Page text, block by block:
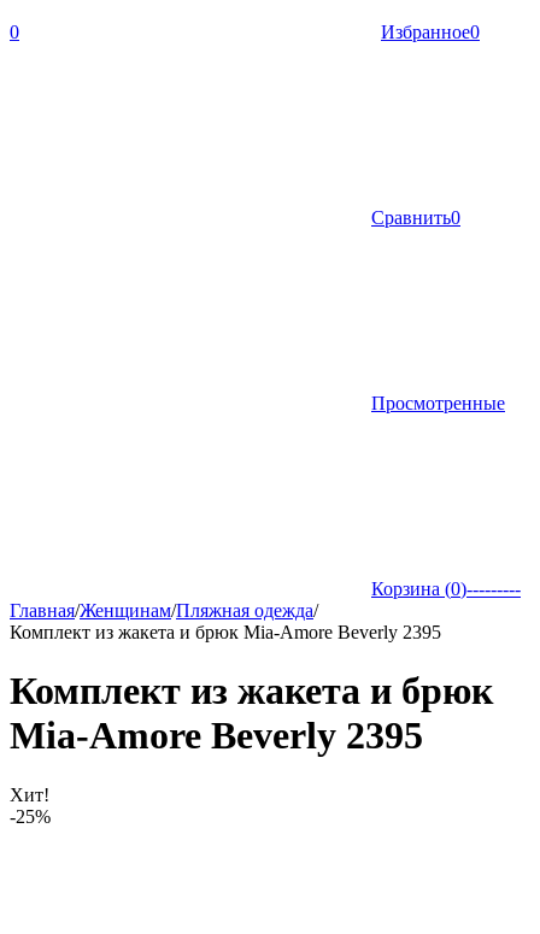
0 Избранное0
Сравнить0
Просмотренные
Корзина (0)---------
Главная/Женщинам/Пляжная одежда/
Комплект из жакета и брюк Mia-Amore Beverly 2395
Комплект из жакета и брюк
Mia-Amore Beverly 2395
Хит!
-25%